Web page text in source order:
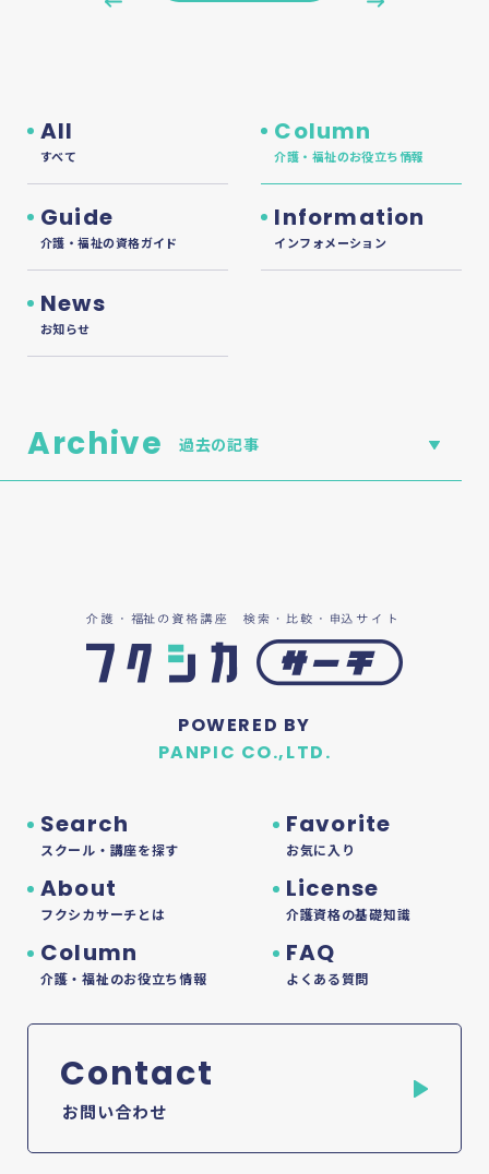
All
すべて
Column
介護・福祉のお役立ち情報
Guide
介護・福祉の資格ガイド
Information
インフォメーション
News
お知らせ
Archive 過去の記事
POWERED BY
PANPIC CO.,LTD.
Search
スクール・講座を探す
Favorite
お気に入り
About
フクシカサーチとは
License
介護資格の基礎知識
Column
介護・福祉のお役立ち情報
FAQ
よくある質問
Contact
お問い合わせ